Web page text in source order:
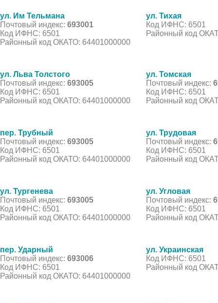
ул. Им Тельмана
Почтовый индекс: 693001
Код ИФНС: 6501
Районный код ОКАТО: 64401000000
ул. Тихая
Код ИФНС: 6501
Районный код
ул. Льва Толстого
Почтовый индекс: 693005
Код ИФНС: 6501
Районный код ОКАТО: 64401000000
ул. Томская
Почтовый индекс:
Код ИФНС: 6501
Районный код
пер. Трубный
Почтовый индекс: 693005
Код ИФНС: 6501
Районный код ОКАТО: 64401000000
ул. Трудовая
Почтовый индекс:
Код ИФНС: 6501
Районный код
ул. Тургенева
Почтовый индекс: 693005
Код ИФНС: 6501
Районный код ОКАТО: 64401000000
ул. Угловая
Почтовый индекс:
Код ИФНС: 6501
Районный код
пер. Ударный
Почтовый индекс: 693006
Код ИФНС: 6501
Районный код ОКАТО: 64401000000
ул. Украинская
Код ИФНС: 6501
Районный код